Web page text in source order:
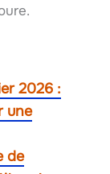
2026 :
une
de